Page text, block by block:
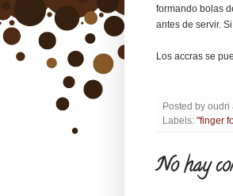
formando bolas
antes de servir.
Los accras se
Posted by oudri
Labels: "finger
No hay